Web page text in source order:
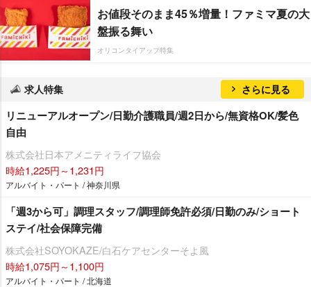
お値段そのまま45％増量！ファミマ夏の大
盤振る舞い
オリコンタイアップ特集
求人特集 さらに見る
リニューアルオープン/日勤介護職員/週2日から/無資格OK/髪色
自由
株式会社日本アメニティライフ協会
時給1,225円～1,231円
アルバイト・パート / 神奈川県
「週3から可」調理スタッフ/調理師免許必須/日勤のみ/ショート
ステイ/社会保障完備
株式会社SOYOKAZE/白石ケアセンターそよ風
時給1,075円～1,100円
アルバイト・パート / 北海道